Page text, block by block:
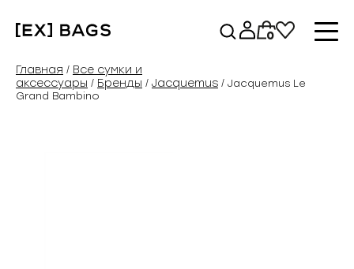
содержимому
0
Главная / Все сумки и
аксессуары / Бренды / Jacquemus / Jacquemus Le
Grand Bambino